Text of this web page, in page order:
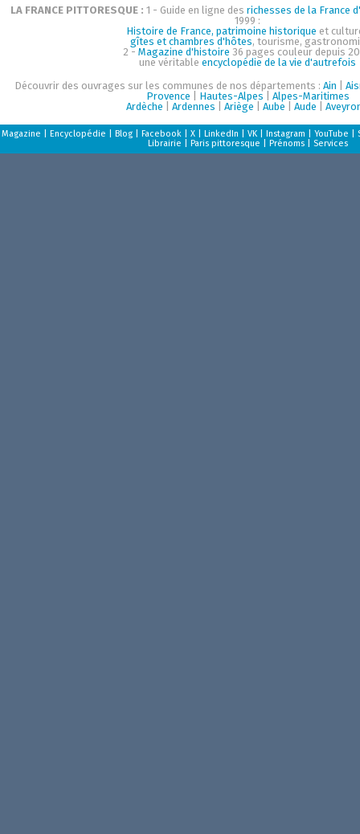
LA FRANCE PITTORESQUE : 1 - Guide en ligne des richesses de la France
1999 :
Histoire de France, patrimoine historique et
gîtes et chambres d'hôtes, tourisme,
2 - Magazine d'histoire 36 pages couleur depuis
une véritable encyclopédie de la vie d'autrefois
Découvrir des ouvrages sur les communes de nos départements : Ain
Provence
Hautes-Alpes
Alpes-Maritimes
Ardèche
Ardennes Ariège Aube Aude
Magazine Encyclopédie Blog| Facebook| X| LinkedIn VK| Instagram YouTube
Librairie
Paris pittoresque Prénoms| Services